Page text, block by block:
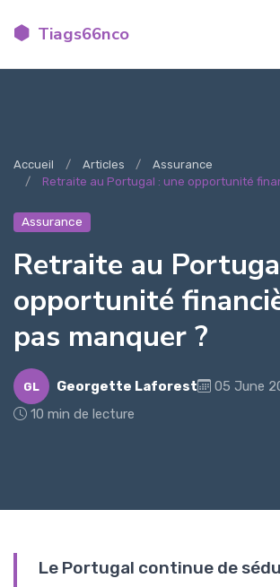
Tiags66nco
Accueil Articles
Assurance
Retraite au Portugal : une opportunité
Assurance
Retraite au
opportunité
pas manquer ?
GL Georgette Laforest
05 June
10 min de lecture
Le Portugal continue de